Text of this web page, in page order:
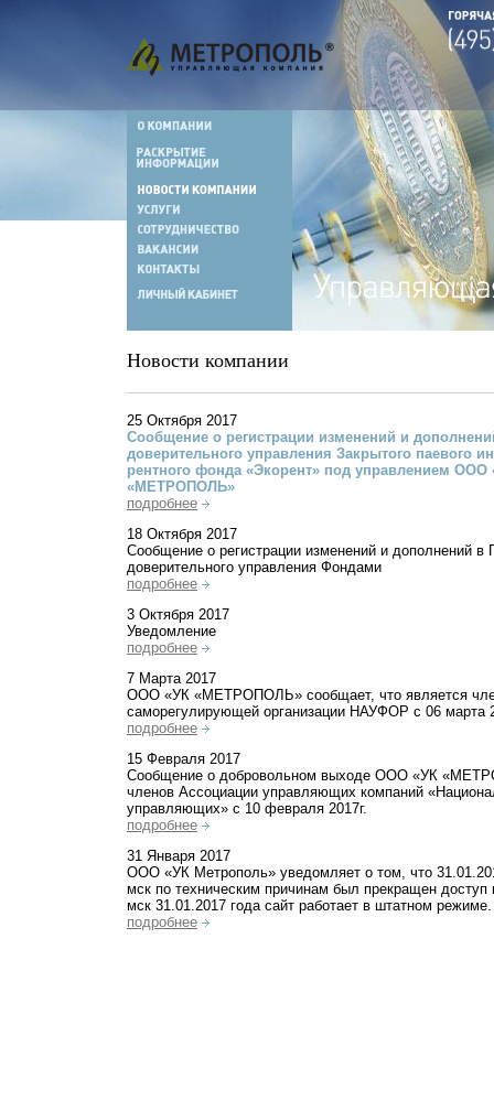
Новости компании
25 Октября 2017
Сообщение о регистрации изменений и
доверительного управления Закрытого паевого
рентного фонда «Экорент» под управлением ООО
«МЕТРОПОЛЬ»
подробнее
18 Октября 2017
Сообщение о регистрации изменений и дополнений в
доверительного управления Фондами
подробнее
3 Октября 2017
Уведомление
подробнее
7 Марта 2017
ООО «УК «МЕТРОПОЛЬ» сообщает, что является
саморегулирующей организации НАУФОР с 06 марта
подробнее
15 Февраля 2017
Сообщение о добровольном выходе ООО «УК
членов Ассоциации управляющих компаний
управляющих» с 10 февраля 2017г.
подробнее
31 Января 2017
ООО «УК Метрополь» уведомляет о том, что
мск по техническим причинам был прекращен доступ
мск 31.01.2017 года сайт работает в штатном режиме.
подробнее